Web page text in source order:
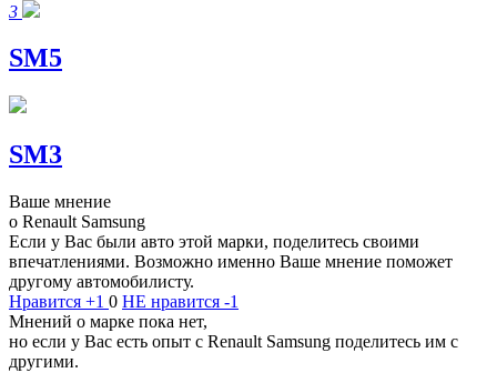
3
SM5
SM3
Ваше мнение
о Renault Samsung
Если у Вас были авто этой марки, поделитесь своими
впечатлениями. Возможно именно Ваше мнение поможет
другому автомобилисту.
Нравится +1 0 НЕ нравится -1
Мнений о марке пока нет,
но если у Вас есть опыт с Renault Samsung поделитесь им с
другими.